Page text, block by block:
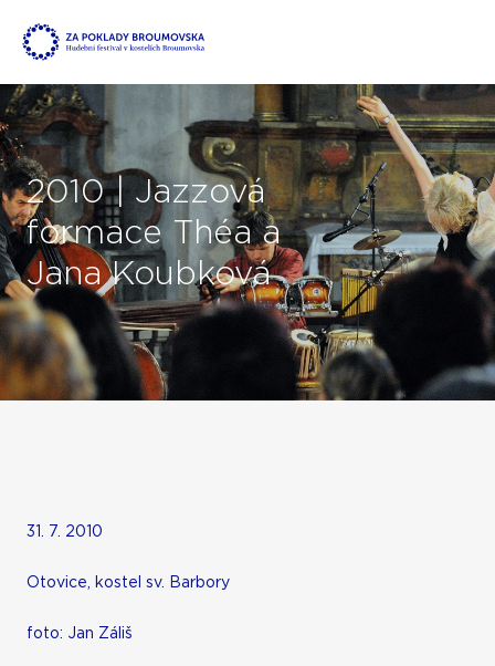
2010 | Jazzová
formace Théa a
Jana Koubková
31. 7. 2010
Otovice, kostel sv. Barbory
foto: Jan Záliš